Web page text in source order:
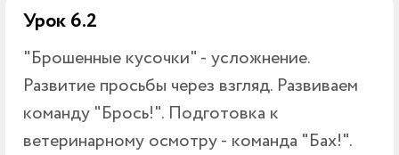
Урок 6.2
"Брошенные кусочки" - усложнение.
Развитие просьбы через взгляд. Развиваем
команду "Брось!". Подготовка к
ветеринарному осмотру - команда "Бах!".